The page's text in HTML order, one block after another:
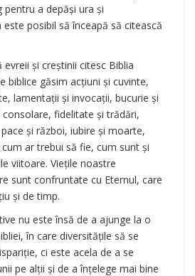
pentru a depăşi ura şi
posibil să înceapă să citească
evreii şi creştinii citesc Biblia
biblice găsim acţiuni şi cuvinte,
lamentaţii şi invocaţii, bucurie şi
fidelitate şi trădări,
şi război, iubire şi moarte,
ar trebui să fie, cum sunt şi
viitoare. Vieţile noastre
sunt confruntate cu Eternul, care
şi de timp.
nu este însă de a ajunge la o
în care diversităţile să se
ci este acela de a se
pe alţii şi de a înţelege mai bine